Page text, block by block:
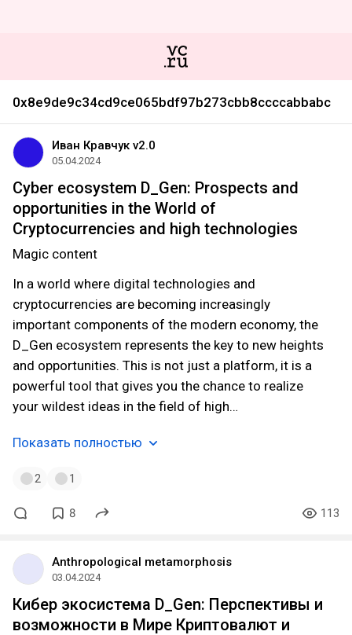
0x8e9de9c34cd9ce065bdf97b273cbb8ccccabbabc
Иван Кравчук v2.0
05.04.2024
Cyber ecosystem D_Gen: Prospects and
opportunities in the World of
Cryptocurrencies and high technologies
Magic content
In a world where digital technologies and
cryptocurrencies are becoming increasingly
important components of the modern economy, the
D_Gen ecosystem represents the key to new heights
and opportunities. This is not just a platform, it is a
powerful tool that gives you the chance to realize
your wildest ideas in the field of high…
Показать полностью
2 1
8 113
Anthropological metamorphosis
03.04.2024
Кибер экосистема D_Gen: Перспективы и
возможности в Мире Криптовалют и